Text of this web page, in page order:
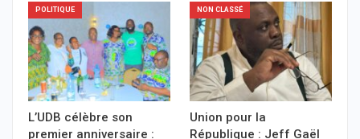
POLITIQUE
L’UDB célèbre son
premier anniversaire :
NON CLASSÉ
Union pour la
République : Jeff Gaël